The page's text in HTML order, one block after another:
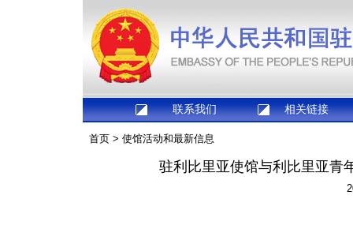
联系我们 相关链接
首页 > 使馆活动和最新信息
驻利比里亚使馆与利比里亚青